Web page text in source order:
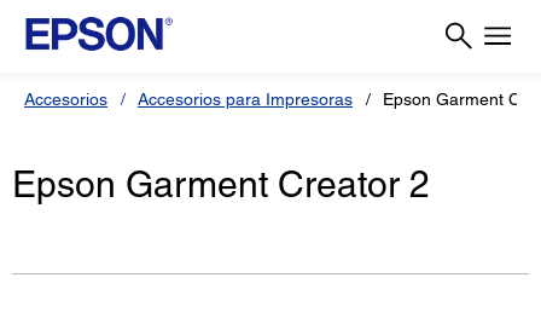
Accesorios Accesorios para Impresoras Epson Garment
Epson Garment Creator 2